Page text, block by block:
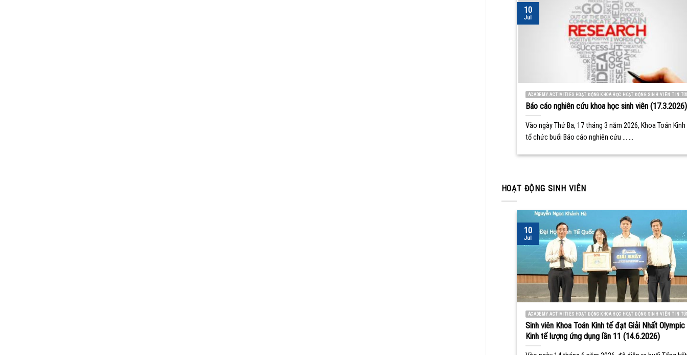
ACADEMY ACTIVITIES HOẠT ĐỘNG KHOA HỌC HOẠT ĐỘNG SINH VIÊN TIN
Báo cáo nghiên cứu khoa học sinh viên (17.3.2026)
Vào ngày Thứ Ba, 17 tháng 3 năm 2026, Khoa Toán
tổ chức buổi Báo cáo nghiên cứu ... ...
10
Jul
HOẠT ĐỘNG SINH VIÊN
ACADEMY ACTIVITIES HOẠT ĐỘNG KHOA HỌC HOẠT ĐỘNG SINH VIÊN TIN
Sinh viên Khoa Toán Kinh tế đạt Giải Nhất Olympic
Kinh tế lượng ứng dụng lần 11 (14.6.2026)
10
Jul